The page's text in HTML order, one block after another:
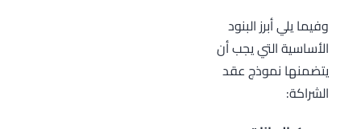
وفيما يلي أبرز البنود
الأساسية التي يجب أن
يتضمنها نموذج عقد
الشراكة: